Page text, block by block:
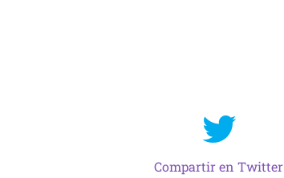
Compartir en Twitter